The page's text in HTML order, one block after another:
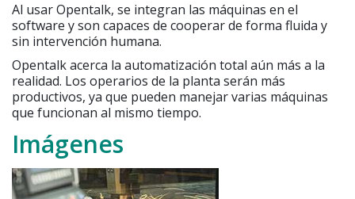
Al usar Opentalk, se integran las máquinas en el
software y son capaces de cooperar de forma fluida y
sin intervención humana.
Opentalk acerca la automatización total aún más a la
realidad. Los operarios de la planta serán más
productivos, ya que pueden manejar varias máquinas
que funcionan al mismo tiempo.
Imágenes